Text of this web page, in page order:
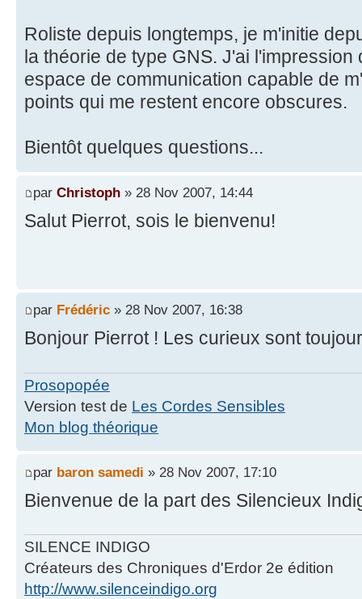
Roliste depuis longtemps, je m'initie
la théorie de type GNS. J'ai
espace de communication capable de
points qui me restent encore obscures.
Bientôt quelques questions...
par Christoph » 28 Nov 2007, 14:44
Salut Pierrot, sois le bienvenu!
par Frédéric » 28 Nov 2007, 16:38
Bonjour Pierrot ! Les curieux sont
Prosopopée
Version test de Les Cordes Sensibles
Mon blog théorique
par baron samedi » 28 Nov 2007, 17:10
Bienvenue de la part des Silencieux
SILENCE INDIGO
Créateurs des Chroniques d'Erdor 2e édition
http://www.silenceindigo.org